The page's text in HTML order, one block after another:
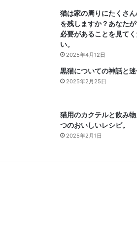
猫は家の周りにたくさ
を残しますか？あなた
必要があることを見てく
い。
2025年4月12日
黒猫についての神話と
2025年2月25日
猫用のカクテルと飲み
つのおいしいレシピ。
2025年2月1日